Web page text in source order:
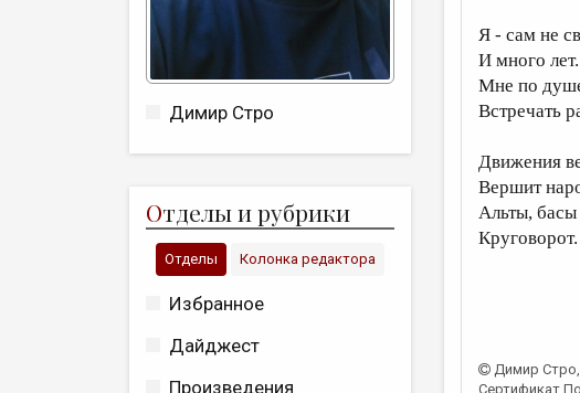
Димир Стро
Отделы и рубрики
Отделы Колонка редактора
Избранное
Дайджест
Произведения
Я - сам не
И много лет.
Мне по
Встречать
Движения
Вершит
Альты,
Круговорот.
Димир Стро
Сертификат